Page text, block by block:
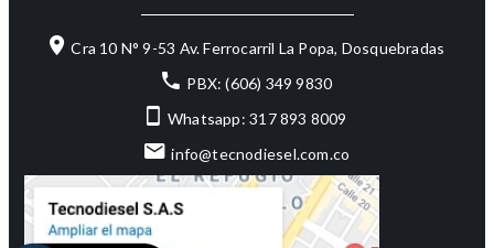
Cra 10 N° 9-53 Av. Ferrocarril La Popa, Dosquebradas
PBX: (606) 349 9830
Whatsapp: 317 893 8009
info@tecnodiesel.com.co